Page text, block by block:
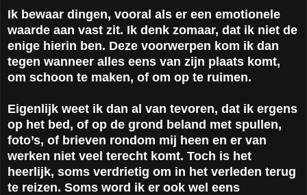
Ik bewaar dingen, vooral als er een emotionele
waarde aan vast zit. Ik denk zomaar, dat ik niet de
enige hierin ben. Deze voorwerpen kom ik dan
tegen wanneer alles eens van zijn plaats komt,
om schoon te maken, of om op te ruimen.
Eigenlijk weet ik dan al van tevoren, dat ik ergens
op het bed, of op de grond beland met spullen,
foto’s, of brieven rondom mij heen en er van
werken niet veel terecht komt. Toch is het
heerlijk, soms verdrietig om in het verleden terug
te reizen. Soms word ik er ook wel eens